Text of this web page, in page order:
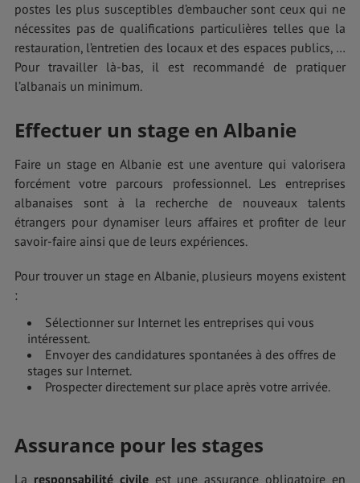
postes les plus susceptibles d’embaucher sont ceux qui ne
nécessites pas de qualifications particulières telles que la
restauration, l’entretien des locaux et des espaces publics, …
Pour travailler là-bas, il est recommandé de pratiquer
l’albanais un minimum.
Effectuer un stage en Albanie
Faire un stage en Albanie est une aventure qui valorisera
forcément votre parcours professionnel. Les entreprises
albanaises sont à la recherche de nouveaux talents
étrangers pour dynamiser leurs affaires et profiter de leur
savoir-faire ainsi que de leurs expériences.
Pour trouver un stage en Albanie, plusieurs moyens existent
:
Sélectionner sur Internet les entreprises qui vous
intéressent.
Envoyer des candidatures spontanées à des offres de
stages sur Internet.
Prospecter directement sur place après votre arrivée.
Assurance pour les stages
La responsabilité civileest une assurance obligatoire en